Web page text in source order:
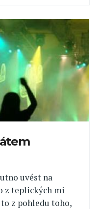
uvést na
z teplických mi
z pohledu toho,